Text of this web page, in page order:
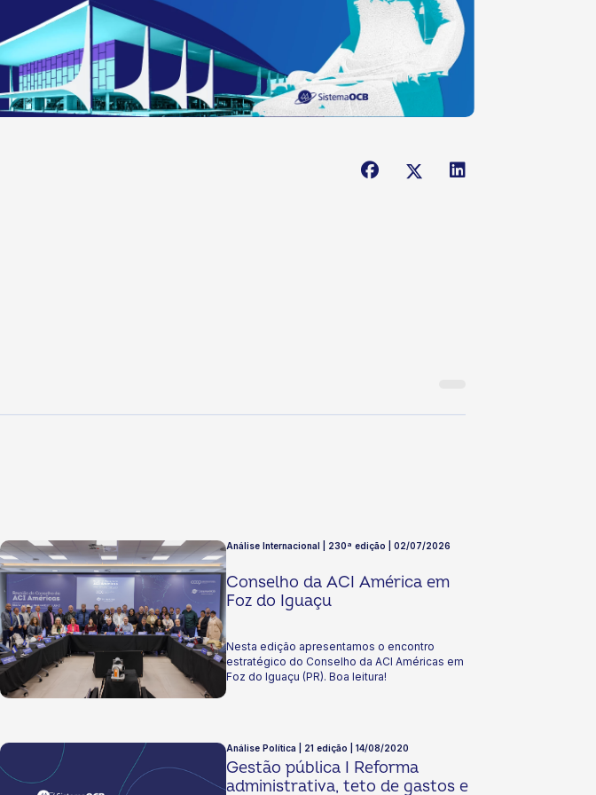
Análise Internacional | 230ª edição | 02/07/2026
Conselho da ACI América em
Foz do Iguaçu
Nesta edição apresentamos o encontro
estratégico do Conselho da ACI Américas em
Foz do Iguaçu (PR). Boa leitura!
Análise Política | 21 edição | 14/08/2020
Gestão pública I Reforma
administrativa, teto de gastos e